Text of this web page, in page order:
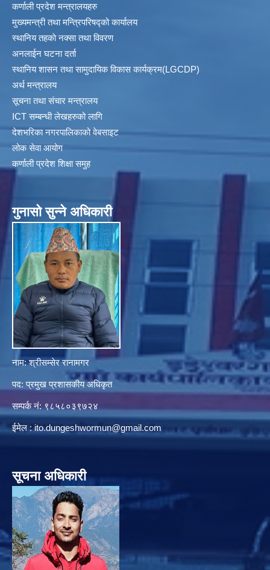
कर्णाली प्रदेश मन्त्रालयहरु
मुख्यमन्त्री तथा मन्त्रिपरिषद्को कार्यालय
स्थानिय तहकाे नक्सा तथा विवरण
अनलाईन घटना दर्ता
स्थानिय शासन तथा सामुदायिक विकास कार्यक्रम(LGCDP)
अर्थ मन्त्रालय
सूचना तथा संचार मन्त्रालय
ICT सम्बन्धी लेखहरुको लागि
देशभरिका नगरपालिकाको वेबसाइट
लोक सेवा आयोग
कर्णाली प्रदेश शिक्षा समुह
गुनासाे सुन्ने अधिकारी
नाम: श्रीसम्सेर रानामगर
पद: प्रमुख प्रशासकीय अधिकृत
सम्पर्क नं: ९८५८०३९७२४
ईमेल :ito.dungeshwormun@gmail.com
सूचना अधिकारी